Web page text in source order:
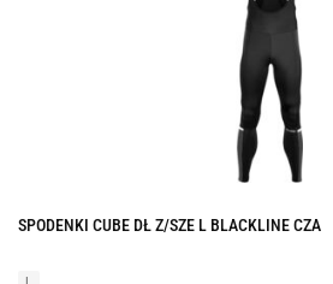
SPODENKI CUBE DŁ Z/SZE L BLACKLINE CZA